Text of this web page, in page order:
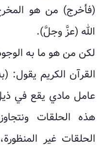
(فأخرج) من هو
الله (عزَّ وجلَّ).
لكن من هو ما به
القرآن الكريم يقول:
عامل مادي يقع في
هذه الحلقات
الحلقات غير